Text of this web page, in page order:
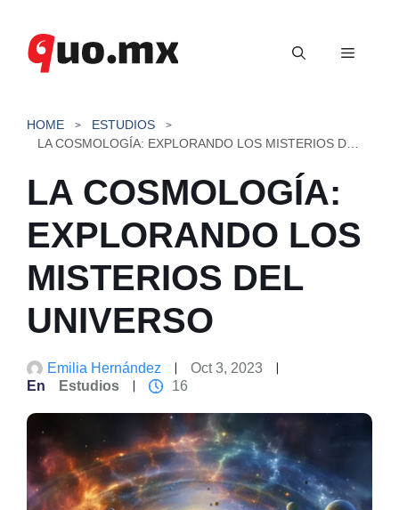
contenido
Menú
HOME
ESTUDIOS
LA COSMOLOGÍA:
EXPLORANDO LOS
MISTERIOS DEL
UNIVERSO
Emilia Hernández
Oct 3, 2023
En
Estudios 16